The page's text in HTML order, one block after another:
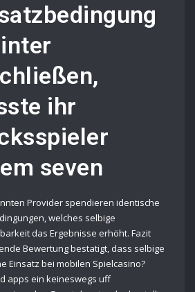
ihr
seven
Provider spendieren identische
welches selbige
das Ergebnisse erhöht. Fazit
Bewertung bestatigt, dass selbige
Einsatz bei mobilen Spielcasino?
apps ein keineswegs uff